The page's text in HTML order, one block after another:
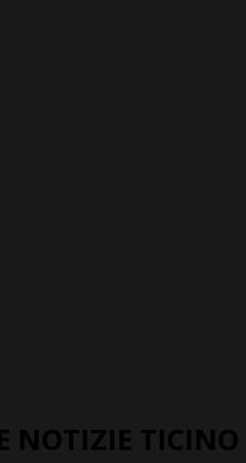
NOTIZIE TICINO